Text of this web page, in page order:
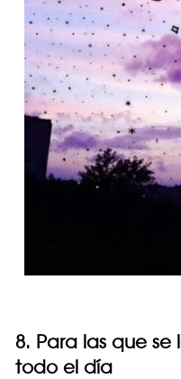
8. Para las que
todo el día